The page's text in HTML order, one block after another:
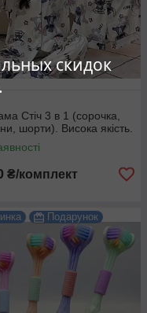
скидок
Стіч 3 в 1 (сорочка,
шорти). Висока якість.
₴/комплект
Подарунок